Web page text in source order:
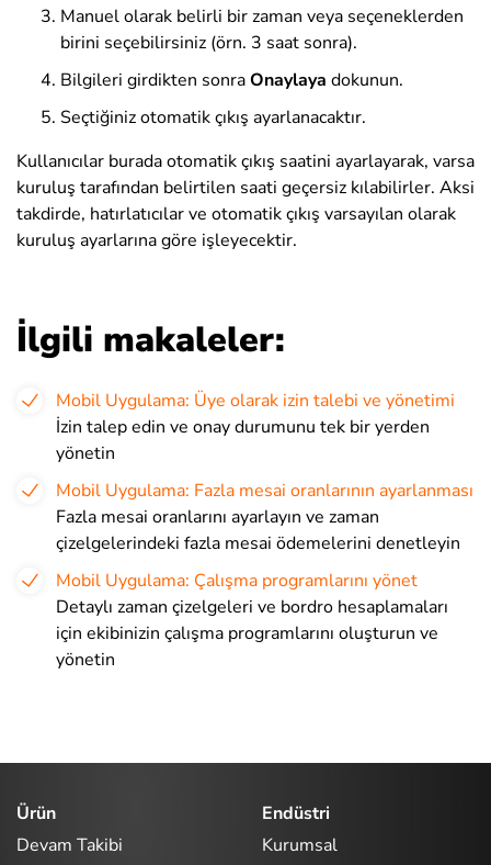
Manuel olarak belirli bir zaman veya seçeneklerden
birini seçebilirsiniz (örn. 3 saat sonra).
Bilgileri girdikten sonraOnaylaya dokunun.
Seçtiğiniz otomatik çıkış ayarlanacaktır.
Kullanıcılar burada otomatik çıkış saatini ayarlayarak, varsa
kuruluş tarafından belirtilen saati geçersiz kılabilirler. Aksi
takdirde, hatırlatıcılar ve otomatik çıkış varsayılan olarak
kuruluş ayarlarına göre işleyecektir.
İlgili makaleler:
Mobil Uygulama: Üye olarak izin talebi ve yönetimi
İzin talep edin ve onay durumunu tek bir yerden
yönetin
Mobil Uygulama: Fazla mesai oranlarının ayarlanması
Fazla mesai oranlarını ayarlayın ve zaman
çizelgelerindeki fazla mesai ödemelerini denetleyin
Mobil Uygulama: Çalışma programlarını yönet
Detaylı zaman çizelgeleri ve bordro hesaplamaları
için ekibinizin çalışma programlarını oluşturun ve
yönetin
Ürün
Devam Takibi
Endüstri
Kurumsal